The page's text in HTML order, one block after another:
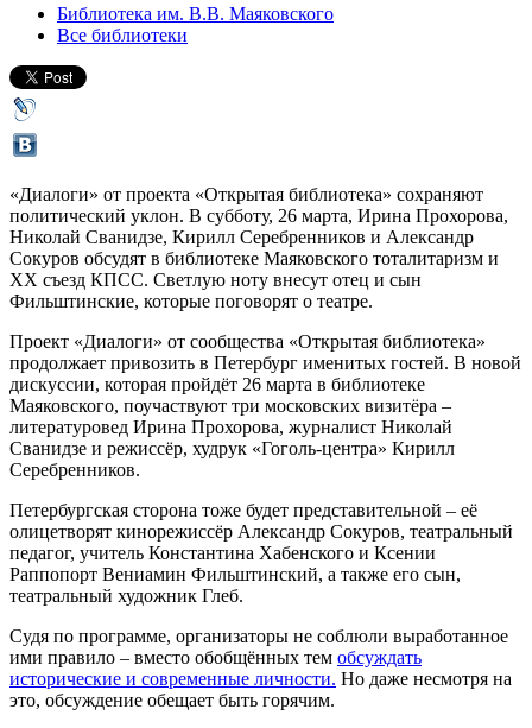
Библиотека им. В.В. Маяковского
Все библиотеки
«Диалоги» от проекта «Открытая библиотека» сохраняют
политический уклон. В субботу, 26 марта, Ирина Прохорова,
Николай Сванидзе, Кирилл Серебренников и Александр
Сокуров обсудят в библиотеке Маяковского тоталитаризм и
XX съезд КПСС. Светлую ноту внесут отец и сын
Фильштинские, которые поговорят о театре.
Проект «Диалоги» от сообщества «Открытая библиотека»
продолжает привозить в Петербург именитых гостей. В новой
дискуссии, которая пройдёт 26 марта в библиотеке
Маяковского, поучаствуют три московских визитёра –
литературовед Ирина Прохорова, журналист Николай
Сванидзе и режиссёр, худрук «Гоголь-центра» Кирилл
Серебренников.
Петербургская сторона тоже будет представительной – её
олицетворят кинорежиссёр Александр Сокуров, театральный
педагог, учитель Константина Хабенского и Ксении
Раппопорт Вениамин Фильштинский, а также его сын,
театральный художник Глеб.
Судя по программе, организаторы не соблюли выработанное
ими правило – вместо обобщённых тем обсуждать
исторические и современные личности. Но даже несмотря на
это, обсуждение обещает быть горячим.